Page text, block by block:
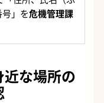
」を危機管理課
な場所の